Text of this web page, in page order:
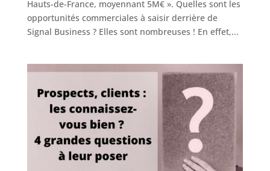
Hauts-de-France, moyennant 5M€ ». Quelles sont les
opportunités commerciales à saisir derrière de
Signal Business ? Elles sont nombreuses ! En effet,...